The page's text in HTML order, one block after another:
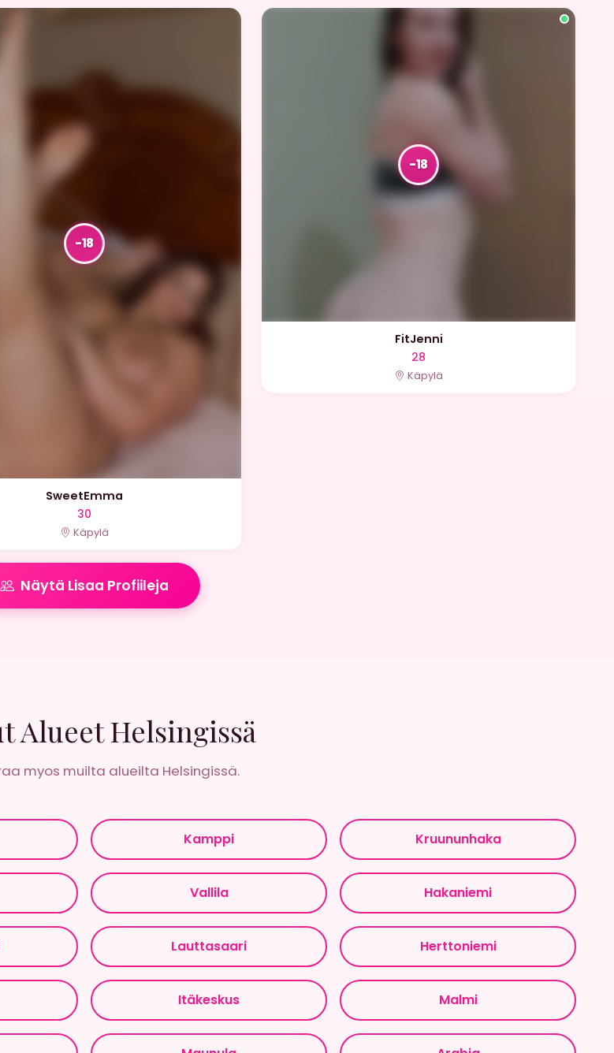
SweetEmma
30
Käpylä
FitJenni
28
Käpylä
Näytä Lisaa Profiileja
Alueet Helsingissä
myos muilta alueilta Helsingissä.
Kamppi Kruununhaka
Vallila Hakaniemi
Lauttasaari Herttoniemi
Itäkeskus Malmi